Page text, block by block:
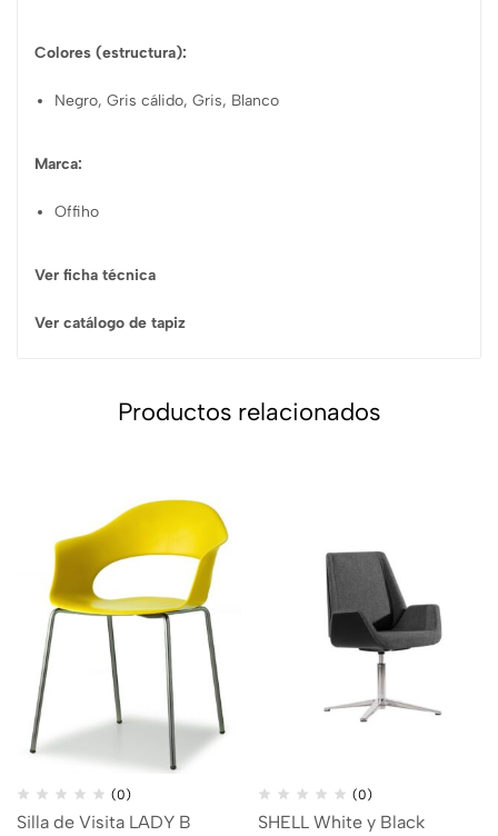
Colores (estructura):
Negro, Gris cálido, Gris, Blanco
Marca:
Offiho
Ver ficha técnica
Ver catálogo de tapiz
Productos relacionados
(0)
Silla de Visita LADY B
(0)
SHELL White y Black